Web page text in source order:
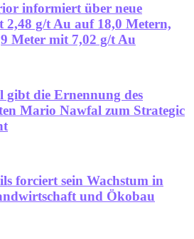
informiert über neue
2,48 g/t Au auf 18,0 Metern,
Meter mit 7,02 g/t Au
gibt die Ernennung des
Mario Nawfal zum Strategic
forciert sein Wachstum in
und Ökobau